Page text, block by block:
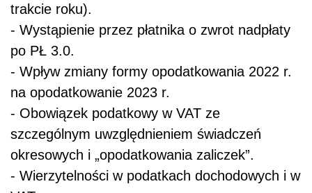
trakcie roku).
- Wystąpienie przez płatnika o zwrot nadpłaty
po PŁ 3.0.
- Wpływ zmiany formy opodatkowania 2022 r.
na opodatkowanie 2023 r.
- Obowiązek podatkowy w VAT ze
szczególnym uwzględnieniem świadczeń
okresowych i „opodatkowania zaliczek”.
- Wierzytelności w podatkach dochodowych i w